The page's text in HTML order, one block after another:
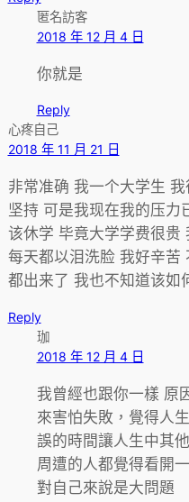
匿名訪客
2018 年 12 月 4 日
你就是
Reply
心疼自己
2018 年 11 月 21 日
非常准确 我一个大学生
坚持 可是我现在我的压
该休学 毕竟大学学费很贵
每天都以泪洗脸 我好辛苦
都出来了 我也不知道该如
Reply
珈
2018 年 12 月 4 日
我曾經也跟你一樣 原
來害怕失敗，覺得人
誤的時間讓人生中其
周遭的人都覺得看開
對自己來說是大問題